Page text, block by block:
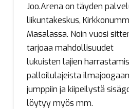
Joo.Arena on täyden
liikuntakeskus,
Masalassa. Noin vuosi
tarjoaa mahdollisuudet
lukuisten lajien
palloilulajeista
jumppiin ja kiipeilystä
löytyy myös mm.